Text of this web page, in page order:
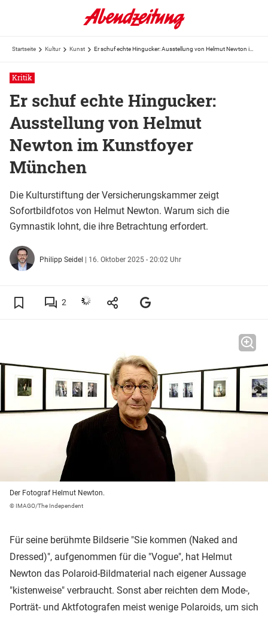
Startseite Kultur Kunst
Kritik
Er schuf echte Hingucker:
Ausstellung von Helmut
Newton im Kunstfoyer
München
Die Kulturstiftung der Versicherungskammer zeigt
Sofortbildfotos von Helmut Newton. Warum sich die
Gymnastik lohnt, die ihre Betrachtung erfordert.
Philipp Seidel | 16. Oktober 2025 - 20:02 Uhr
2
Der Fotograf Helmut Newton.
© IMAGO/The Independent
Für seine berühmte Bildserie "Sie kommen (Naked and
Dressed)", aufgenommen für die "Vogue", hat Helmut
Newton das Polaroid-Bildmaterial nach eigener Aussage
"kistenweise" verbraucht. Sonst aber reichten dem Mode-,
Porträt- und Aktfotografen meist wenige Polaroids, um sich